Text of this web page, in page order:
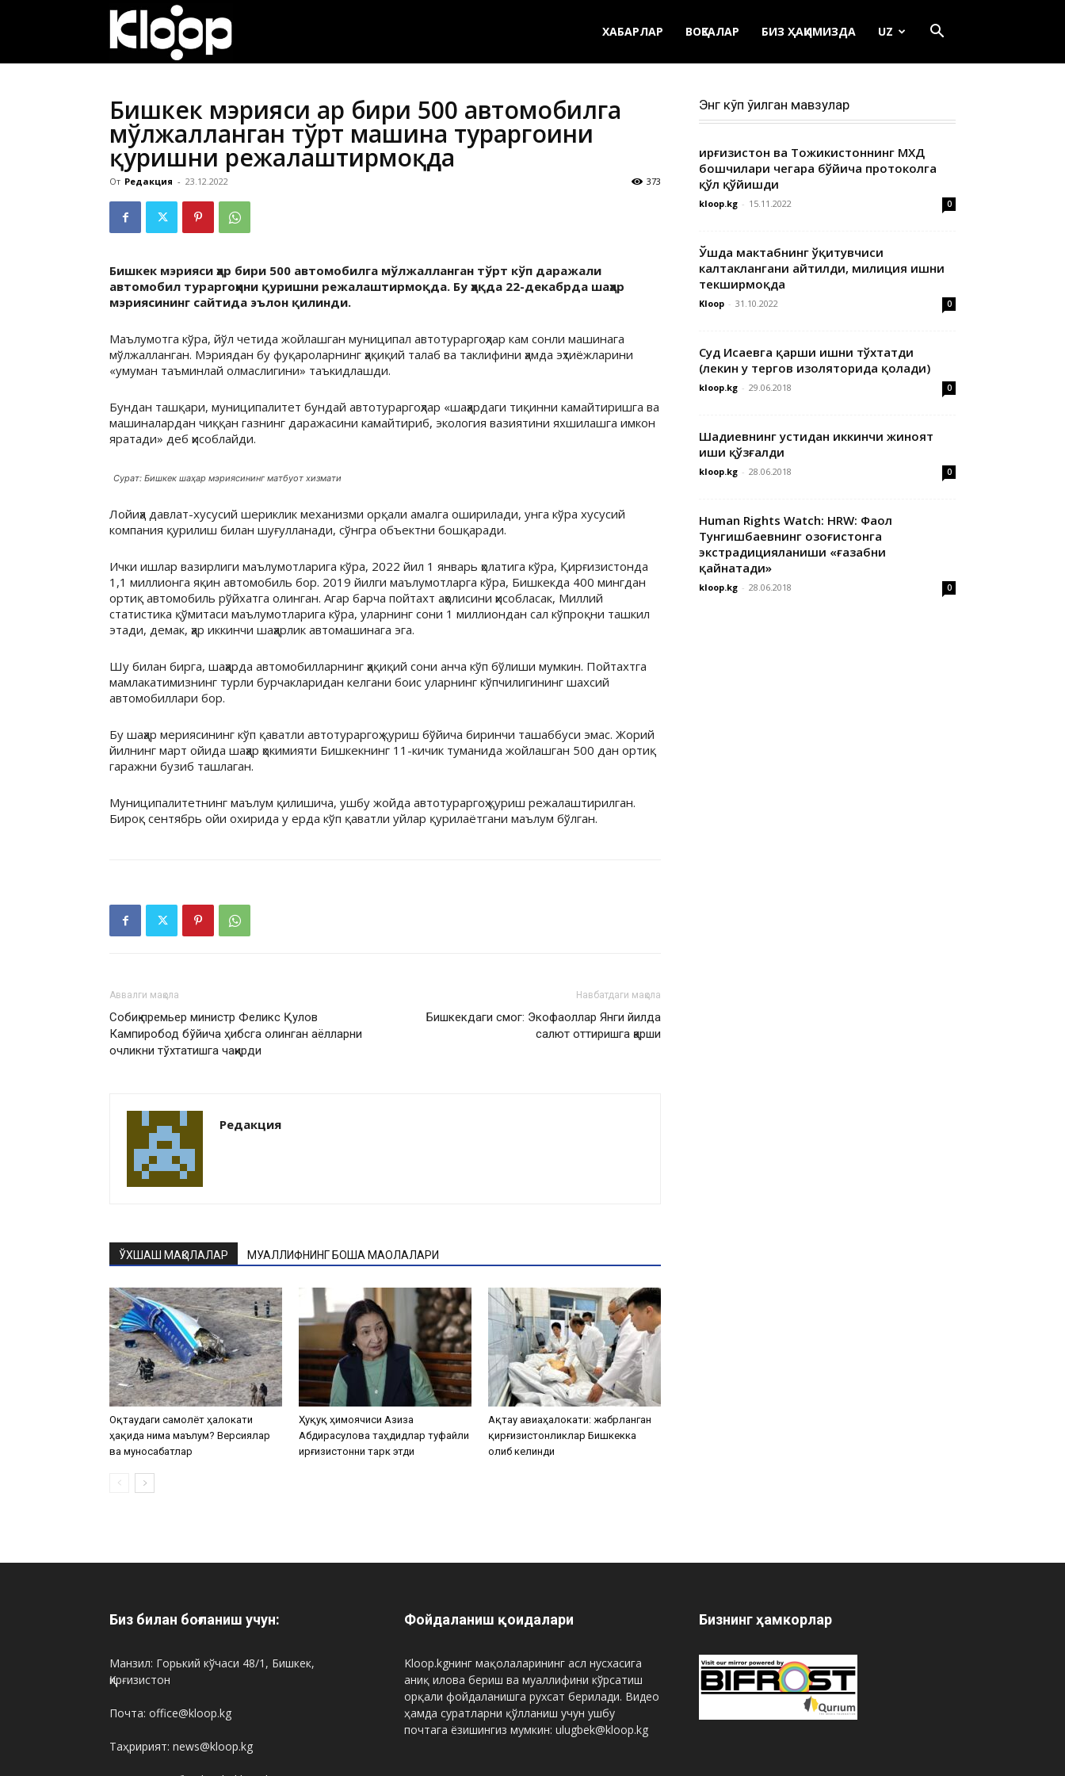
ХАБАРЛАР ВОҚЕАЛАР БИЗ ҲАҚИМИЗДА UZ
Бишкек мэрияси ҳар бири 500 автомобилга
мўлжалланган тўрт машина тураргоҳини
қуришни режалаштирмоқда
От Редакция - 23.12.2022 373
Бишкек мэрияси ҳар бири 500 автомобилга мўлжалланган тўрт кўп даражали
автомобил тураргоҳини қуришни режалаштирмоқда. Бу ҳақда 22-декабрда шаҳар
мэриясининг сайтида эълон қилинди.
Маълумотга кўра, йўл четида жойлашган муниципал автотураргоҳлар кам сонли машинага
мўлжалланган. Мэриядан бу фуқароларнинг ҳақиқий талаб ва таклифини ҳамда эҳтиёжларини
«умуман таъминлай олмаслигини» таъкидлашди.
Бундан ташқари, муниципалитет бундай автотураргоҳлар «шаҳардаги тиқинни камайтиришга ва
машиналардан чиққан газнинг даражасини камайтириб, экология вазиятини яхшилашга имкон
яратади» деб ҳисоблайди.
Сурат: Бишкек шаҳар мэриясининг матбуот хизмати
Лойиҳа давлат-хусусий шериклик механизми орқали амалга оширилади, унга кўра хусусий
компания қурилиш билан шуғулланади, сўнгра объектни бошқаради.
Ички ишлар вазирлиги маълумотларига кўра, 2022 йил 1 январь ҳолатига кўра, Қирғизистонда
1,1 миллионга яқин автомобиль бор. 2019 йилги маълумотларга кўра, Бишкекда 400 мингдан
ортиқ автомобиль рўйхатга олинган. Агар барча пойтахт аҳолисини ҳисобласак, Миллий
статистика қўмитаси маълумотларига кўра, уларнинг сони 1 миллиондан сал кўпроқни ташкил
этади, демак, ҳар иккинчи шаҳарлик автомашинага эга.
Шу билан бирга, шаҳарда автомобилларнинг ҳақиқий сони анча кўп бўлиши мумкин. Пойтахтга
мамлакатимизнинг турли бурчакларидан келгани боис уларнинг кўпчилигининг шахсий
автомобиллари бор.
Бу шаҳар мериясининг кўп қаватли автотураргоҳ қуриш бўйича биринчи ташаббуси эмас. Жорий
йилнинг март ойида шаҳар ҳокимияти Бишкекнинг 11-кичик туманида жойлашган 500 дан ортиқ
гаражни бузиб ташлаган.
Муниципалитетнинг маълум қилишича, ушбу жойда автотураргоҳ қуриш режалаштирилган.
Бироқ сентябрь ойи охирида у ерда кўп қаватли уйлар қурилаётгани маълум бўлган.
Аввалги мақола
Собиқ премьер министр Феликс Қулов
Кампиробод бўйича ҳибсга олинган аёлларни
очликни тўхтатишга чақирди
Навбатдаги мақола
Бишкекдаги смог: Экофаоллар Янги йилда
салют оттиришга қарши
Редакция
ЎХШАШ МАҚОЛАЛАР МУАЛЛИФНИНГ БОШҚА МАҚОЛАЛАРИ
Оқтаудаги самолёт ҳалокати
ҳақида нима маълум? Версиялар
ва муносабатлар
Ҳуқуқ ҳимоячиси Азиза
Абдирасулова таҳдидлар туфайли
Қирғизистонни тарк этди
Ақтау авиаҳалокати: жабрланган
қирғизистонликлар Бишкекка
олиб келинди
Энг кўп ўқилган мавзулар
Қирғизистон ва Тожикистоннинг МХДҚ
бошчилари чегара бўйича протоколга
қўл қўйишди
kloop.kg - 15.11.2022 0
Ўшда мактабнинг ўқитувчиси
калтаклангани айтилди, милиция ишни
текширмоқда
Kloop - 31.10.2022 0
Суд Исаевга қарши ишни тўхтатди
(лекин у тергов изоляторида қолади)
kloop.kg - 29.06.2018 0
Шадиевнинг устидан иккинчи жиноят
иши қўзғалди
kloop.kg - 28.06.2018 0
Human Rights Watch: HRW: Фаол
Тунгишбаевнинг Қозоғистонга
экстрадицияланиши «ғазабни
қайнатади»
kloop.kg - 28.06.2018 0
Биз билан боғланиш учун:
Манзил: Горький кўчаси 48/1, Бишкек,
Қирғизистон
Почта: office@kloop.kg
Таҳририят: news@kloop.kg
Фойдаланиш қоидалари
Kloop.kgнинг мақолаларининг асл нусхасига
аниқ илова бериш ва муаллифини кўрсатиш
орқали фойдаланишга рухсат берилади. Видео
ҳамда суратларни қўлланиш учун ушбу
почтага ёзишингиз мумкин: ulugbek@kloop.kg
Бизнинг ҳамкорлар